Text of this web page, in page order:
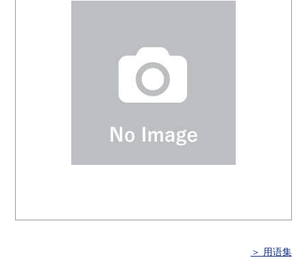
＞ 用语集